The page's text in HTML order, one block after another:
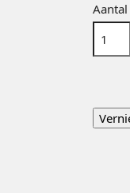
Aantal